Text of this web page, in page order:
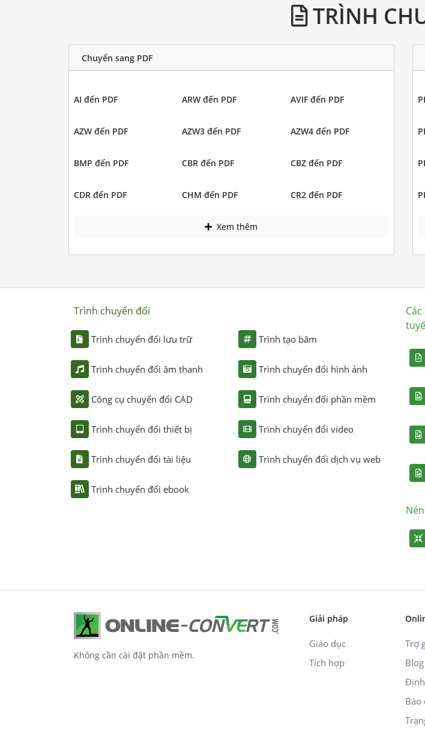
TRÌNH
Chuyển sang PDF
AI đến PDF ARW đến PDF AVIF đến PDF
AZW đến PDF AZW3 đến PDF AZW4 đến PDF
BMP đến PDF CBR đến PDF CBZ đến PDF
CDR đến PDF CHM đến PDF CR2 đến PDF
Xem thêm
Trình chuyển đổi
Trình chuyển đổi lưu trữ
Trình chuyển đổi âm thanh
Công cụ chuyển đổi CAD
Trình chuyển đổi thiết bị
Trình chuyển đổi tài liệu
Trình chuyển đổi ebook
Trình tạo băm
Trình chuyển đổi hình ảnh
Trình chuyển đổi phần mềm
Trình chuyển đổi video
Trình chuyển đổi dịch vụ web
Không cần cài đặt phần mềm.
Giải pháp
Giáo dục
Tích hợp
Trợ
Blog
Báo